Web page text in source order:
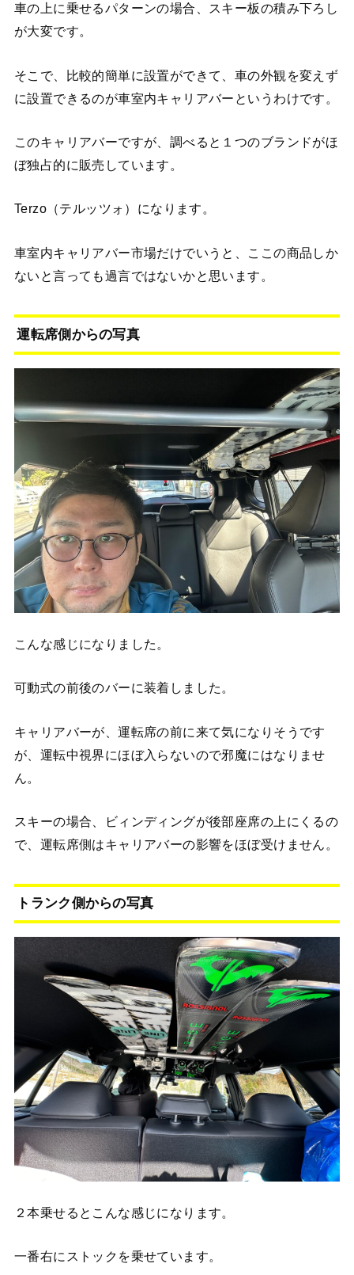
車の上に乗せるパターンの場合、スキー板の積み下ろし
が大変です。
そこで、比較的簡単に設置ができて、車の外観を変えず
に設置できるのが車室内キャリアバーというわけです。
このキャリアバーですが、調べると１つのブランドがほ
ぼ独占的に販売しています。
Terzo（テルッツォ）になります。
車室内キャリアバー市場だけでいうと、ここの商品しか
ないと言っても過言ではないかと思います。
運転席側からの写真
こんな感じになりました。
可動式の前後のバーに装着しました。
キャリアバーが、運転席の前に来て気になりそうです
が、運転中視界にほぼ入らないので邪魔にはなりませ
ん。
スキーの場合、ビィンディングが後部座席の上にくるの
で、運転席側はキャリアバーの影響をほぼ受けません。
トランク側からの写真
２本乗せるとこんな感じになります。
一番右にストックを乗せています。